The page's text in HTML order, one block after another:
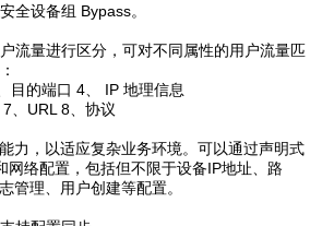
全设备组 Bypass。
流量进行区分，可对不同属性的用户流量匹
目的端口 4、 IP 地理信息
、URL 8、协议
力，以适应复杂业务环境。可以通过声明式
网络配置，包括但不限于设备IP地址、路
管理、用户创建等配置。